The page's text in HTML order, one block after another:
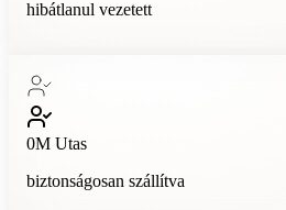
hibátlanul vezetett
0M Utas
biztonságosan szállítva